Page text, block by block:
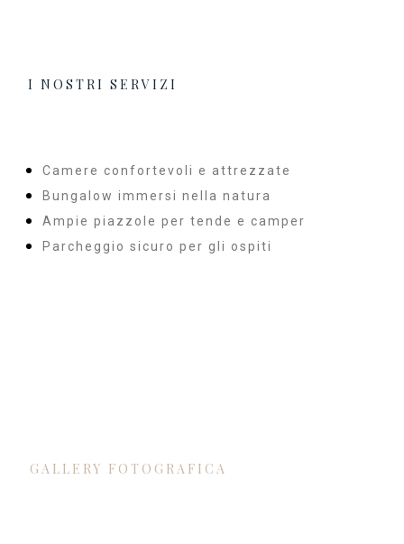
I NOSTRI SERVIZI
Camere confortevoli e attrezzate
Bungalow immersi nella natura
Ampie piazzole per tende e camper
Parcheggio sicuro per gli ospiti
GALLERY FOTOGRAFICA